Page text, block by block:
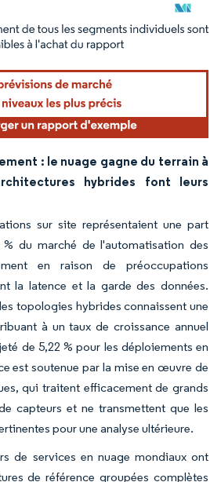
La réutilisation nécessite une attribution sous CC BY
: le nuage gagne du terrain à
hybrides font leurs
sur site représentaient une part
du marché de l'automatisation des
en raison de préoccupations
la latence et la garde des données.
topologies hybrides connaissent une
à un taux de croissance annuel
de 5,22 % pour les déploiements en
est soutenue par la mise en œuvre de
qui traitent efficacement de grands
capteurs et ne transmettent que les
pour une analyse ultérieure.
de services en nuage mondiaux ont
de référence groupées complètes